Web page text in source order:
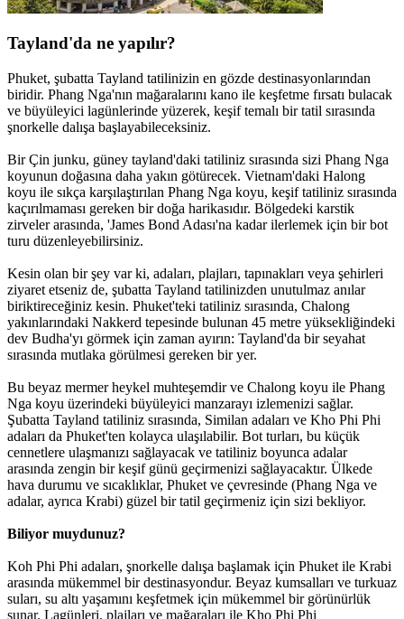
Tayland'da ne yapılır?
Phuket, şubatta Tayland tatilinizin en gözde destinasyonlarından
biridir. Phang Nga'nın mağaralarını kano ile keşfetme fırsatı bulacak
ve büyüleyici lagünlerinde yüzerek, keşif temalı bir tatil sırasında
şnorkelle dalışa başlayabileceksiniz.
Bir Çin junku, güney tayland'daki tatiliniz sırasında sizi Phang Nga
koyunun doğasına daha yakın götürecek. Vietnam'daki Halong
koyu ile sıkça karşılaştırılan Phang Nga koyu, keşif tatiliniz sırasında
kaçırılmaması gereken bir doğa harikasıdır. Bölgedeki karstik
zirveler arasında, 'James Bond Adası'na kadar ilerlemek için bir bot
turu düzenleyebilirsiniz.
Kesin olan bir şey var ki, adaları, plajları, tapınakları veya şehirleri
ziyaret etseniz de, şubatta Tayland tatilinizden unutulmaz anılar
biriktireceğiniz kesin. Phuket'teki tatiliniz sırasında, Chalong
yakınlarındaki Nakkerd tepesinde bulunan 45 metre yüksekliğindeki
dev Budha'yı görmek için zaman ayırın: Tayland'da bir seyahat
sırasında mutlaka görülmesi gereken bir yer.
Bu beyaz mermer heykel muhteşemdir ve Chalong koyu ile Phang
Nga koyu üzerindeki büyüleyici manzarayı izlemenizi sağlar.
Şubatta Tayland tatiliniz sırasında, Similan adaları ve Kho Phi Phi
adaları da Phuket'ten kolayca ulaşılabilir. Bot turları, bu küçük
cennetlere ulaşmanızı sağlayacak ve tatiliniz boyunca adalar
arasında zengin bir keşif günü geçirmenizi sağlayacaktır. Ülkede
hava durumu ve sıcaklıklar, Phuket ve çevresinde (Phang Nga ve
adalar, ayrıca Krabi) güzel bir tatil geçirmeniz için sizi bekliyor.
Biliyor muydunuz?
Koh Phi Phi adaları, şnorkelle dalışa başlamak için Phuket ile Krabi
arasında mükemmel bir destinasyondur. Beyaz kumsalları ve turkuaz
suları, su altı yaşamını keşfetmek için mükemmel bir görünürlük
sunar. Lagünleri, plajları ve mağaraları ile Kho Phi Phi